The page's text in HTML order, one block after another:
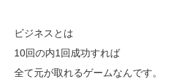
ビジネスとは
10回の内1回成功すれば
全て元が取れるゲームなんです。